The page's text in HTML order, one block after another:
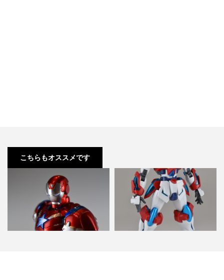
こちらもオススメです